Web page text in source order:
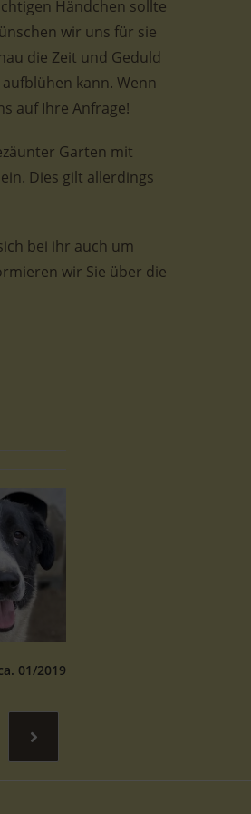
Händchen sollte
wir uns für sie
die Zeit und Geduld
kann. Wenn
auf Ihre Anfrage!
Garten mit
Dies gilt allerdings
bei ihr auch um
wir Sie über die
01/2019